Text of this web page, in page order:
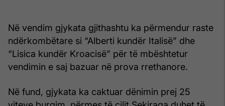
Në vendim gjykata gjithashtu ka përmendur raste
ndërkombëtare si “Alberti kundër Italisë” dhe
“Lisica kundër Kroacisë” për të mbështetur
vendimin e saj bazuar në prova rrethanore.
Në fund, gjykata ka caktuar dënimin prej 25